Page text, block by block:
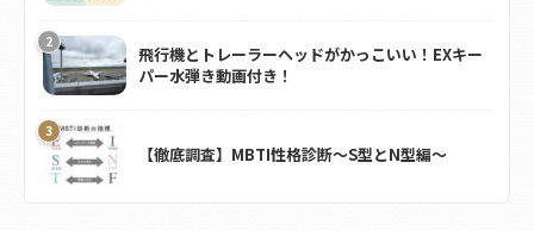
飛行機とトレーラーヘッドがかっこいい！EXキー
パー水弾き動画付き！
【徹底調査】MBTI性格診断～S型とN型編～